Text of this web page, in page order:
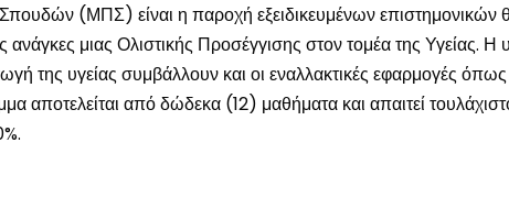
(ΜΠΣ) είναι η παροχή εξειδικευμένων
ανάγκες μιας Ολιστικής Προσέγγισης στον τομέα της Υγείας. Η
της υγείας συμβάλλουν και οι εναλλακτικές εφαρμογές όπως
αποτελείται από δώδεκα (12) μαθήματα και απαιτεί